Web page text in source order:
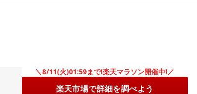
＼8/11(火)01:59まで!楽天マラソン開催中!／
楽天市場で詳細を調べよう